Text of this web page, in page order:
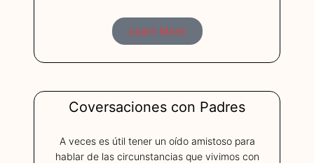
Learn More
Coversaciones con Padres
A veces es útil tener un oído amistoso para
hablar de las circunstancias que vivimos con